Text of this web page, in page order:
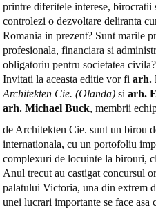
printre diferitele interese,
controlezi o dezvoltare deliranta
Romania in prezent? Sunt marile
profesionala, financiara si
obligatoriu pentru societatea civila?
Invitati la aceasta editie vor fiarh.
Architekten Cie. (Olanda) siarh.
arh. Michael Buck, membrii
de Architekten Cie. sunt un birou
internationala, cu un portofoliu
complexuri de locuinte la birouri,
Anul trecut au castigat concursul
palatului Victoria, una din extrem
unei lucrari importante se face